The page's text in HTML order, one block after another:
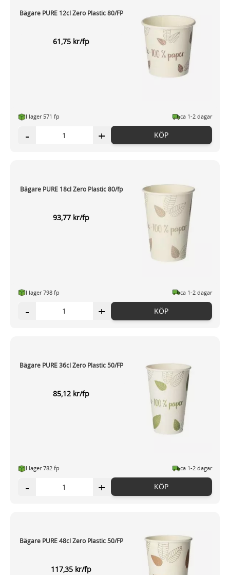
Bägare PURE 12cl Zero Plastic 80/FP
61,75 kr/fp
I lager 571 fp ca 1-2 dagar
- + KÖP
Bägare PURE 18cl Zero Plastic 80/fp
93,77 kr/fp
I lager 798 fp ca 1-2 dagar
- + KÖP
Bägare PURE 36cl Zero Plastic 50/FP
85,12 kr/fp
I lager 782 fp ca 1-2 dagar
- + KÖP
Bägare PURE 48cl Zero Plastic 50/FP
117,35 kr/fp